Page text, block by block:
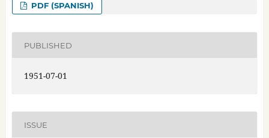
PDF (SPANISH)
PUBLISHED
1951-07-01
ISSUE